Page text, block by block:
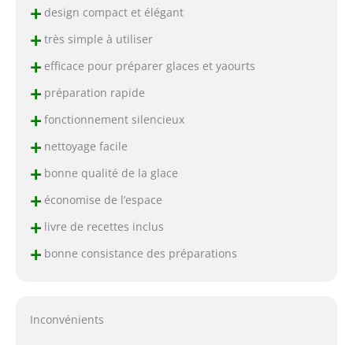
+design compact et élégant
+très simple à utiliser
+efficace pour préparer glaces et yaourts
+préparation rapide
+fonctionnement silencieux
+nettoyage facile
+bonne qualité de la glace
+économise de l’espace
+livre de recettes inclus
+bonne consistance des préparations
Inconvénients